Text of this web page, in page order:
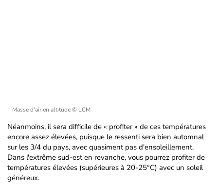
Masse d'air en altitude© LCM
Néanmoins, il sera difficile de « profiter » de ces températures
encore assez élevées, puisque le ressenti sera bien automnal
sur les 3/4 du pays, avec quasiment pas d'ensoleillement.
Dans l'extrême sud-est en revanche, vous pourrez profiter de
températures élevées (supérieures à 20-25°C) avec un soleil
généreux.